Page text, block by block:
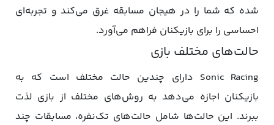
شده که شما را در هیجان مسابقه غرق می‌کند و تجربه‌ای
احساسی را برای بازیکنان فراهم می‌آورد.
حالت‌های مختلف بازی
Sonic Racing دارای چندین حالت مختلف است که به
بازیکنان اجازه می‌دهد به روش‌های مختلف از بازی لذت
ببرند. این حالت‌ها شامل حالت‌های تک‌نفره، مسابقات چند